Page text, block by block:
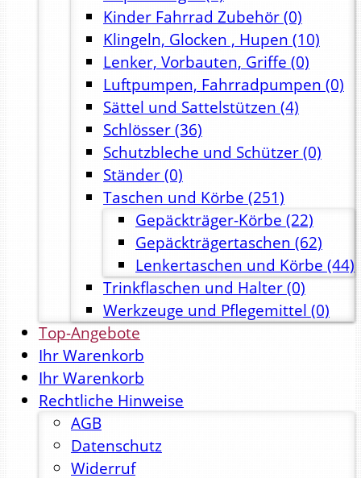
Kinder Fahrrad Zubehör(0)
Klingeln, Glocken , Hupen (10)
Lenker, Vorbauten, Griffe (0)
Luftpumpen, Fahrradpumpen (0)
Sättel und Sattelstützen (4)
Schlösser(36)
Schutzbleche und Schützer(0)
Ständer(0)
Taschen und Körbe (251)
Gepäckträger-Körbe (22)
Gepäckträgertaschen (62)
Lenkertaschen und Körbe (44)
Trinkflaschen und Halter(0)
Werkzeuge und Pflegemittel (0)
Top-Angebote
Ihr Warenkorb
Ihr Warenkorb
Rechtliche Hinweise
AGB
Datenschutz
Widerruf